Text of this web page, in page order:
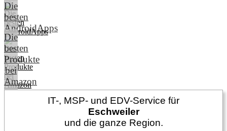
Die
besten
AndroidApps
Die
besten
Produkte
bei
Amazon
IT-, MSP- und EDV-Service für
Eschweiler
und die ganze Region.